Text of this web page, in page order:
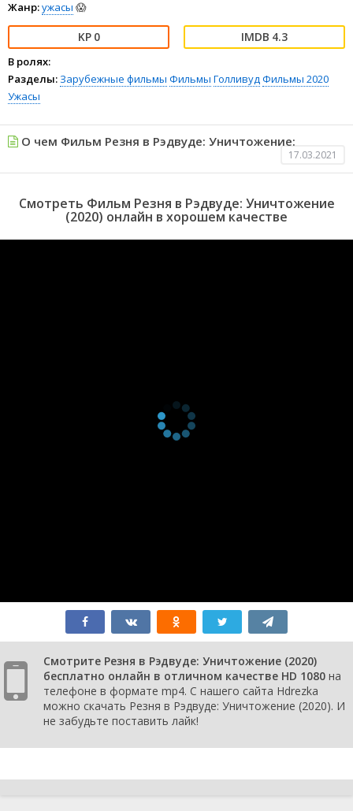
Жанр:ужасы 😱
0 4.3
В ролях:
Разделы: Зарубежные фильмы Фильмы ГолливудФильмы 2020
Ужасы
О чем Фильм Резня в Рэдвуде: Уничтожение:
17.03.2021
Смотреть Фильм Резня в Рэдвуде: Уничтожение
(2020) онлайн в хорошем качестве
Смотрите Резня в Рэдвуде: Уничтожение (2020)
бесплатно онлайн в отличном качестве HD 1080 на
телефоне в формате mp4. С нашего сайта Hdrezka
можно скачать Резня в Рэдвуде: Уничтожение (2020). И
не забудьте поставить лайк!